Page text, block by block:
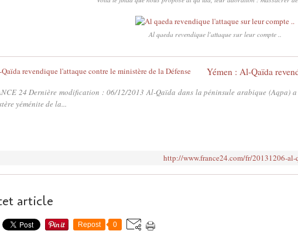
Al qaeda revendique l'attaque sur leur compte ..
Yémen : Al-Qaïda
24 Dernière modification : 06/12/2013 Al-Qaïda dans la péninsule arabique (Aqpa)
yéménite de la...
http://www.france24.com/fr/20131206-
article
Repost 0